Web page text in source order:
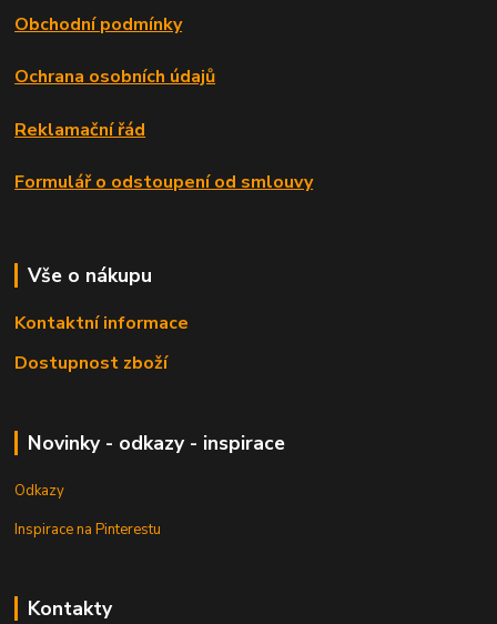
Obchodní podmínky
Ochrana osobních údajů
Reklamační řád
Formulář o odstoupení od smlouvy
Vše o nákupu
Kontaktní informace
Dostupnost zboží
Novinky - odkazy - inspirace
Odkazy
Inspirace na Pinterestu
Kontakty